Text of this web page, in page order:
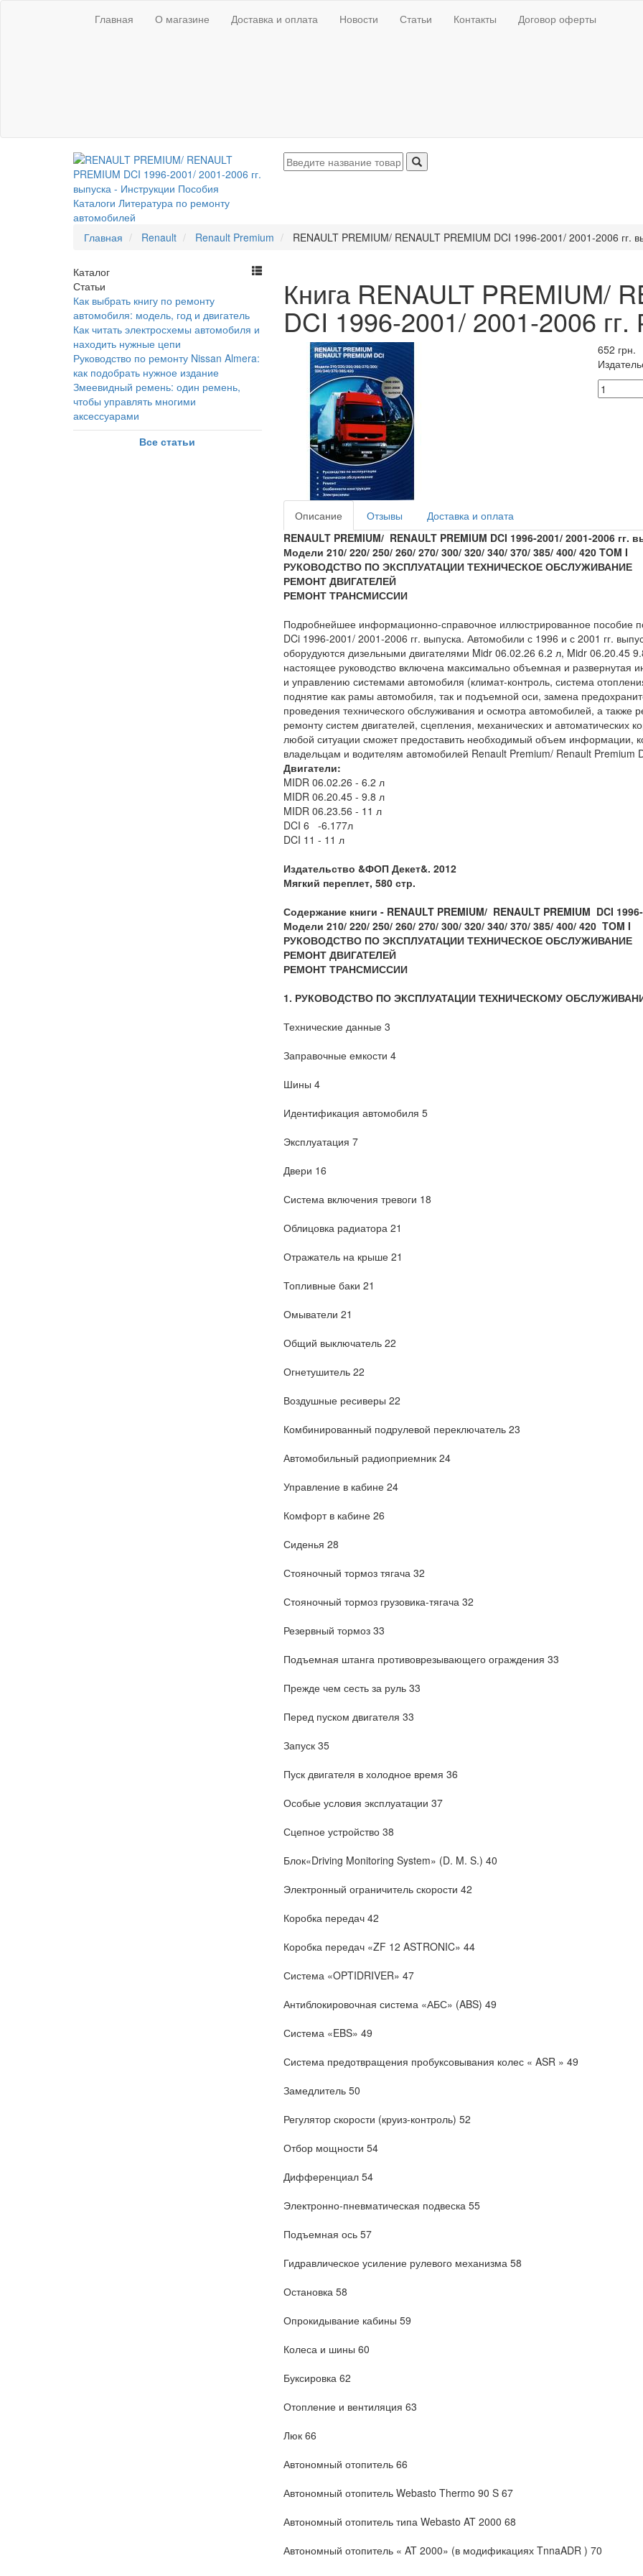
Главная О магазине Доставка и оплата Новости Статьи Контакты Договор оферты
Главная Renault Renault Premium RENAULT PREMIUM/ RENAULT PREMIUM DCI 1996-2001/ 2001-2006 гг.
Каталог
Статьи
Как выбрать книгу по ремонту
автомобиля: модель, год и двигатель
Как читать электросхемы автомобиля и
находить нужные цепи
Руководство по ремонту Nissan Almera:
как подобрать нужное издание
Змеевидный ремень: один ремень,
чтобы управлять многими
аксессуарами
Все статьи
Книга RENAULT PREMIUM/
DCI 1996-2001/ 2001-2006 гг.
652 грн.
Описание Отзывы
Доставка и оплата
RENAULT PREMIUM/ RENAULT PREMIUM DCI 1996-2001/ 2001-2006 гг.
Модели 210/ 220/ 250/ 260/ 270/ 300/ 320/ 340/ 370/ 385/ 400/ 420 TOM I
РУКОВОДСТВО ПО ЭКСПЛУАТАЦИИ ТЕХНИЧЕСКОЕ ОБСЛУЖИВАНИЕ
РЕМОНТ ДВИГАТЕЛЕЙ
РЕМОНТ ТРАНСМИССИИ
Подробнейшее информационно-справочное иллюстрированное пособие
DCi 1996-2001/ 2001-2006 гг. выпуска. Автомобили с 1996 и с 2001 гг.
оборудуются дизельными двигателями Midr 06.02.26 6.2 л, Midr 06.20.45
настоящее руководство включена максимально объемная и развернутая
и управлению системами автомобиля (климат-контроль, система
поднятие как рамы автомобиля, так и подъемной оси, замена
проведения технического обслуживания и осмотра автомобилей, а
ремонту систем двигателей, сцепления, механических и автоматических
любой ситуации сможет предоставить необходимый объем информации,
владельцам и водителям автомобилей Renault Premium/ Renault Premium
Двигатели:
MIDR 06.02.26 - 6.2 л
MIDR 06.20.45 - 9.8 л
MIDR 06.23.56 - 11 л
DCI 6 -6.177л
DCI 11 - 11 л
Издательство &ФОП Декет&. 2012
Мягкий переплет, 580 стр.
Содержание книги - RENAULT PREMIUM/ RENAULT PREMIUM DCI
Модели 210/ 220/ 250/ 260/ 270/ 300/ 320/ 340/ 370/ 385/ 400/ 420 TOM I
РУКОВОДСТВО ПО ЭКСПЛУАТАЦИИ ТЕХНИЧЕСКОЕ ОБСЛУЖИВАНИЕ
РЕМОНТ ДВИГАТЕЛЕЙ
РЕМОНТ ТРАНСМИССИИ
1. РУКОВОДСТВО ПО ЭКСПЛУАТАЦИИ ТЕХНИЧЕСКОМУ
Технические данные 3
Заправочные емкости 4
Шины 4
Идентификация автомобиля 5
Эксплуатация 7
Двери 16
Система включения тревоги 18
Облицовка радиатора 21
Отражатель на крыше 21
Топливные баки 21
Омыватели 21
Общий выключатель 22
Огнетушитель 22
Воздушные ресиверы 22
Комбинированный подрулевой переключатель 23
Автомобильный радиоприемник 24
Управление в кабине 24
Комфорт в кабине 26
Сиденья 28
Стояночный тормоз тягача 32
Стояночный тормоз грузовика-тягача 32
Резервный тормоз 33
Подъемная штанга противоврезывающего ограждения 33
Прежде чем сесть за руль 33
Перед пуском двигателя 33
Запуск 35
Пуск двигателя в холодное время 36
Особые условия эксплуатации 37
Сцепное устройство 38
Блок«Driving Monitoring System» (D. M. S.) 40
Электронный ограничитель скорости 42
Коробка передач 42
Коробка передач «ZF 12 ASTRONIC» 44
Система «OPTIDRIVER» 47
Антиблокировочная система «АБС» (ABS) 49
Система «EBS» 49
Система предотвращения пробуксовывания колес « ASR » 49
Замедлитель 50
Регулятор скорости (круиз-контроль) 52
Отбор мощности 54
Дифференциал 54
Электронно-пневматическая подвеска 55
Подъемная ось 57
Гидравлическое усиление рулевого механизма 58
Остановка 58
Опрокидывание кабины 59
Колеса и шины 60
Буксировка 62
Отопление и вентиляция 63
Люк 66
Автономный отопитель 66
Автономный отопитель Webasto Thermo 90 S 67
Автономный отопитель типа Webasto AT 2000 68
Автономный отопитель « AT 2000» (в модификациях TnnaADR ) 70